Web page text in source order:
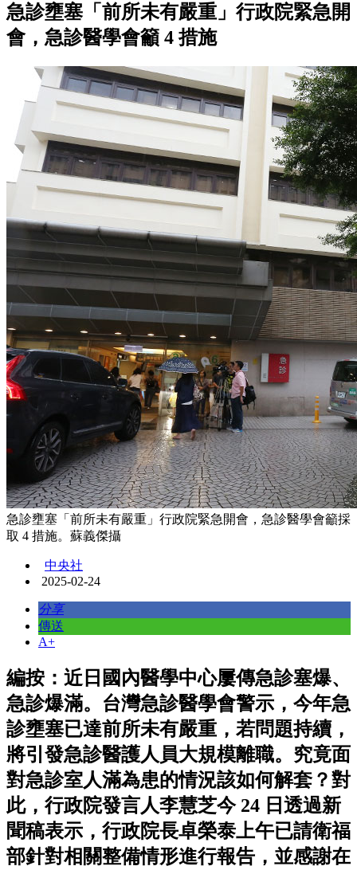
急診壅塞「前所未有嚴重」行政院緊急開
會，急診醫學會籲 4 措施
急診壅塞「前所未有嚴重」行政院緊急開會，急診醫學會籲採
取 4 措施。蘇義傑攝
中央社
2025-02-24
分享
傳送
A+
編按：近日國內醫學中心屢傳急診塞爆、
急診爆滿。台灣急診醫學會警示，今年急
診壅塞已達前所未有嚴重，若問題持續，
將引發急診醫護人員大規模離職。究竟面
對急診室人滿為患的情況該如何解套？對
此，行政院發言人李慧芝今 24 日透過新
聞稿表示，行政院長卓榮泰上午已請衛福
部針對相關整備情形進行報告，並感謝在